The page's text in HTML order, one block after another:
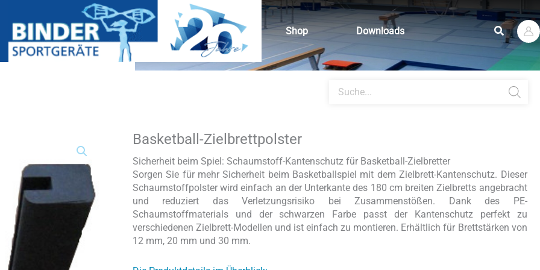
Shop Downloads Suchen
search
Basketball-Zielbrettpolster
Sicherheit beim Spiel: Schaumstoff-Kantenschutz für Basketball-Zielbretter
Sorgen Sie für mehr Sicherheit beim Basketballspiel mit dem Zielbrett-Kantenschutz. Dieser
Schaumstoffpolster wird einfach an der Unterkante des 180 cm breiten Zielbretts angebracht
und reduziert das Verletzungsrisiko bei Zusammenstößen. Dank des PE-
Schaumstoffmaterials und der schwarzen Farbe passt der Kantenschutz perfekt zu
verschiedenen Zielbrett-Modellen und ist einfach zu montieren. Erhältlich für Brettstärken von
12 mm, 20 mm und 30 mm.
Basketball-
Menge